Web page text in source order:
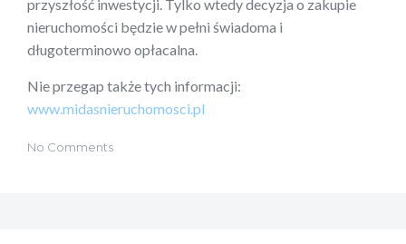
przyszłość inwestycji. Tylko wtedy decyzja o zakupie
nieruchomości będzie w pełni świadoma i
długoterminowo opłacalna.
Nie przegap także tych informacji:
www.midasnieruchomosci.pl
No Comments